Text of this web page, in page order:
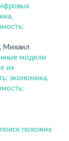
Михаил
модели
их
экономика,
похожих